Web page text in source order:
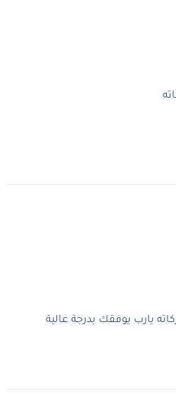
يارب يوفقك بدرجة عالية